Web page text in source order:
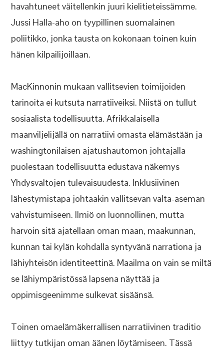
havahtuneet väitellenkin juuri kielitieteissämme.
Jussi Halla-aho on tyypillinen suomalainen
poliitikko, jonka tausta on kokonaan toinen kuin
hänen kilpailijoillaan.
MacKinnonin mukaan vallitsevien toimijoiden
tarinoita ei kutsuta narratiiveiksi. Niistä on tullut
sosiaalista todellisuutta. Afrikkalaisella
maanviljelijällä on narratiivi omasta elämästään ja
washingtonilaisen ajatushautomon johtajalla
puolestaan todellisuutta edustava näkemys
Yhdysvaltojen tulevaisuudesta. Inklusiivinen
lähestymistapa johtaakin vallitsevan valta-aseman
vahvistumiseen. Ilmiö on luonnollinen, mutta
harvoin sitä ajatellaan oman maan, maakunnan,
kunnan tai kylän kohdalla syntyvänä narrationa ja
lähiyhteisön identiteettinä. Maailma on vain se miltä
se lähiympäristössä lapsena näyttää ja
oppimisgeenimme sulkevat sisäänsä.
Toinen omaelämäkerrallisen narratiivinen traditio
liittyy tutkijan oman äänen löytämiseen. Tässä